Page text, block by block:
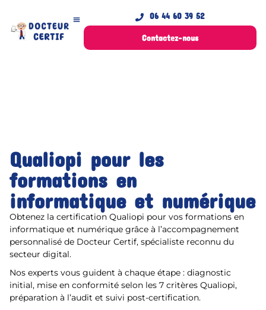
06 44 60 39 52
Contactez-nous
Qualiopi pour les
formations en
informatique et numérique
Obtenez la certification Qualiopi pour vos formations en
informatique et numérique grâce à l’accompagnement
personnalisé de Docteur Certif, spécialiste reconnu du
secteur digital.
Nos experts vous guident à chaque étape : diagnostic
initial, mise en conformité selon les 7 critères Qualiopi,
préparation à l’audit et suivi post-certification.